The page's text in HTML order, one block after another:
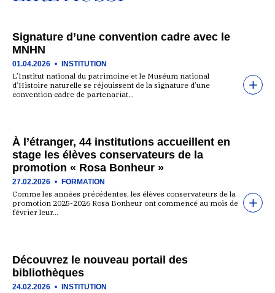
Signature d’une convention cadre avec le
MNHN
01.04.2026 INSTITUTION
L’Institut national du patrimoine et le Muséum national
d’Histoire naturelle se réjouissent de la signature d’une
convention cadre de partenariat…
À l’étranger, 44 institutions accueillent en
stage les élèves conservateurs de la
promotion « Rosa Bonheur »
27.02.2026 FORMATION
Comme les années précédentes, les élèves conservateurs de la
promotion 2025-2026 Rosa Bonheur ont commencé au mois de
février leur…
Découvrez le nouveau portail des
bibliothèques
24.02.2026 INSTITUTION